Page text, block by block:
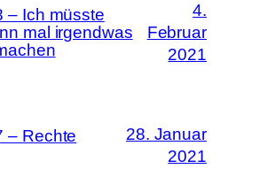
– Ich müsste
mal irgendwas
4.
Februar
2021
– Rechte
28. Januar
2021